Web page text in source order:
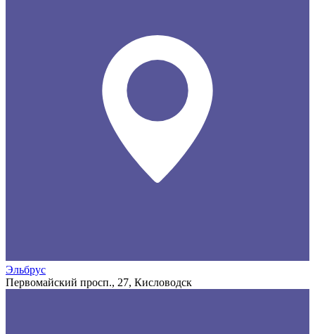
Эльбрус
Первомайский просп., 27, Кисловодск